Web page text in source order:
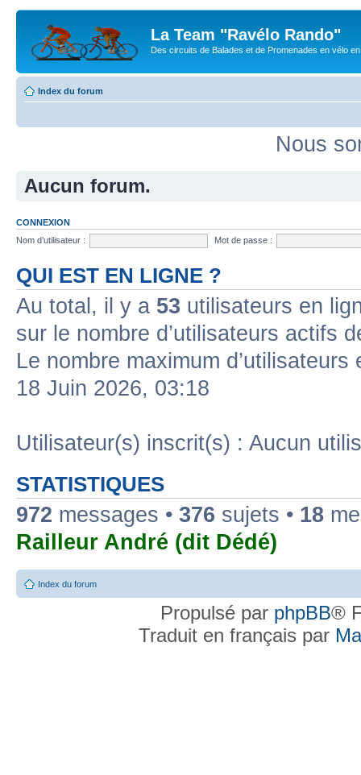
La Team "Ravélo Rando"
Des circuits de Balades et de Promenades en vélo
Index du forum
Nous
Aucun forum.
CONNEXION
Nom d’utilisateur :
Mot de passe :
QUI EST EN LIGNE ?
Au total, il y a 53 utilisateurs en
sur le nombre d’utilisateurs actifs
Le nombre maximum
18 Juin 2026, 03:18
Utilisateur(s) inscrit(s) : Aucun
STATISTIQUES
972 messages • 376 sujets • 18
Railleur André (dit Dédé)
Index du forum
Propulsé par phpBB®
Traduit en français par